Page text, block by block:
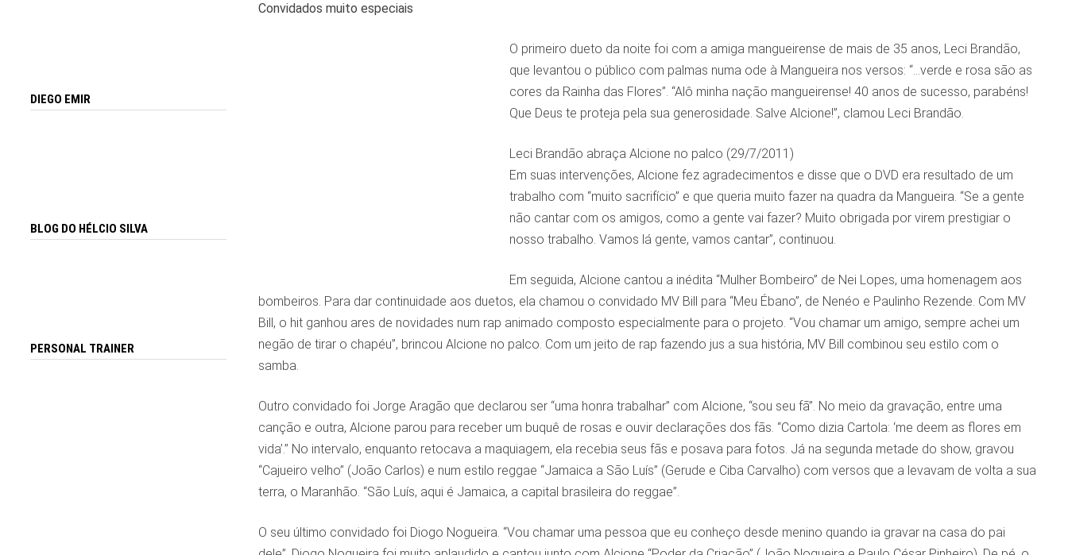
Convidados muito especiais
O primeiro dueto da noite foi com a amiga mangueirense de mais de 35 anos, Leci Brandão,
que levantou o público com palmas numa ode à Mangueira nos versos: “…verde e rosa são as
cores da Rainha das Flores”. “Alô minha nação mangueirense! 40 anos de sucesso, parabéns!
Que Deus te proteja pela sua generosidade. Salve Alcione!”, clamou Leci Brandão.
Leci Brandão abraça Alcione no palco (29/7/2011)
Em suas intervenções, Alcione fez agradecimentos e disse que o DVD era resultado de um
trabalho com “muito sacrifício” e que queria muito fazer na quadra da Mangueira. “Se a gente
não cantar com os amigos, como a gente vai fazer? Muito obrigada por virem prestigiar o
nosso trabalho. Vamos lá gente, vamos cantar”, continuou.
Em seguida, Alcione cantou a inédita “Mulher Bombeiro” de Nei Lopes, uma homenagem aos
bombeiros. Para dar continuidade aos duetos, ela chamou o convidado MV Bill para “Meu Ébano”, de Nenéo e Paulinho Rezende. Com MV
Bill, o hit ganhou ares de novidades num rap animado composto especialmente para o projeto. “Vou chamar um amigo, sempre achei um
negão de tirar o chapéu”, brincou Alcione no palco. Com um jeito de rap fazendo jus a sua história, MV Bill combinou seu estilo com o
samba.
Outro convidado foi Jorge Aragão que declarou ser “uma honra trabalhar” com Alcione, “sou seu fã”. No meio da gravação, entre uma
canção e outra, Alcione parou para receber um buquê de rosas e ouvir declarações dos fãs. “Como dizia Cartola: ‘me deem as flores em
vida’.” No intervalo, enquanto retocava a maquiagem, ela recebia seus fãs e posava para fotos. Já na segunda metade do show, gravou
“Cajueiro velho” (João Carlos) e num estilo reggae “Jamaica a São Luís” (Gerude e Ciba Carvalho) com versos que a levavam de volta a sua
terra, o Maranhão. “São Luís, aqui é Jamaica, a capital brasileira do reggae”.
O seu último convidado foi Diogo Nogueira. “Vou chamar uma pessoa que eu conheço desde menino quando ia gravar na casa do pai
DIEGO EMIR
BLOG DO HÉLCIO SILVA
PERSONAL TRAINER